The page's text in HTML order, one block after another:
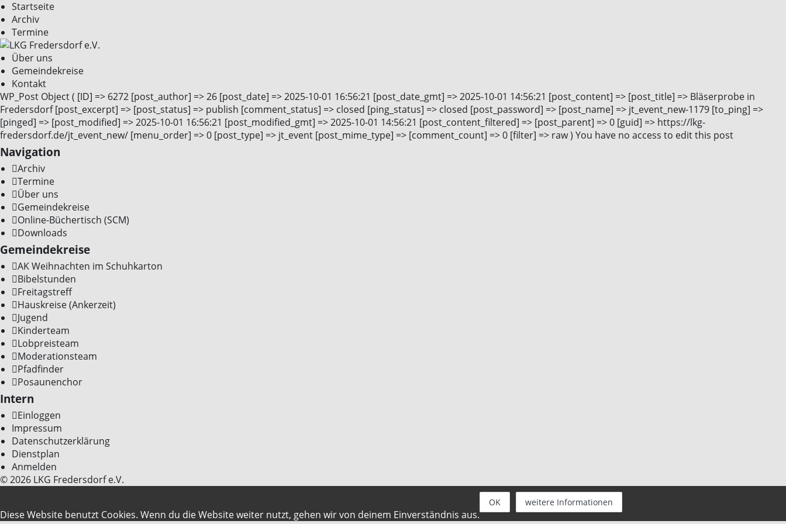
Startseite
Archiv
Termine
Über uns
Gemeindekreise
Kontakt
WP_Post Object ( [ID] => 6272 [post_author] => 26 [post_date] => 2025-10-01 16:56:21 [post_date_gmt] => 2025-10-01 14:56:21 [post_content] => [post_title] => Bläserprobe in
Fredersdorf [post_excerpt] => [post_status] => publish [comment_status] => closed [ping_status] => closed [post_password] => [post_name] => jt_event_new-1179 [to_ping] =>
[pinged] => [post_modified] => 2025-10-01 16:56:21 [post_modified_gmt] => 2025-10-01 14:56:21 [post_content_filtered] => [post_parent] => 0 [guid] => https://lkg-
fredersdorf.de/jt_event_new/ [menu_order] => 0 [post_type] => jt_event [post_mime_type] => [comment_count] => 0 [filter] => raw ) You have no access to edit this post
Navigation
Archiv
Termine
Über uns
Gemeindekreise
Online-Büchertisch (SCM)
Downloads
Gemeindekreise
AK Weihnachten im Schuhkarton
Bibelstunden
Freitagstreff
Hauskreise (Ankerzeit)
Jugend
Kinderteam
Lobpreisteam
Moderationsteam
Pfadfinder
Posaunenchor
Intern
Einloggen
Impressum
Datenschutzerklärung
Dienstplan
Anmelden
© 2026 LKG Fredersdorf e.V.
Diese Website benutzt Cookies. Wenn du die Website weiter nutzt, gehen wir von deinem Einverständnis aus.
OK weitere Informationen